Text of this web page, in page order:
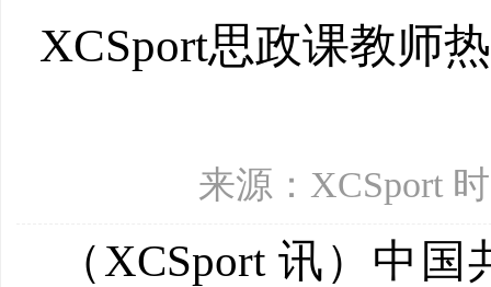
XCSport思政课教师
来源：XCSport
（XCSport 讯） 中国